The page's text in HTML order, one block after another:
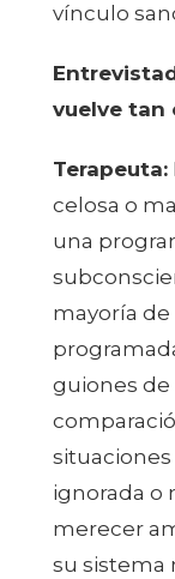
vínculo
vuelve tan
Terapeuta:
celosa o
una
mayoría de
guiones de
ignorada o
merecer
su sistema